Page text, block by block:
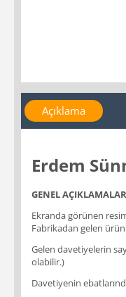
Açıklama
Erdem
GENEL
Ekranda görünen
Fabrikadan gelen
Gelen davetiyelerin
olabilir.)
Davetiyenin